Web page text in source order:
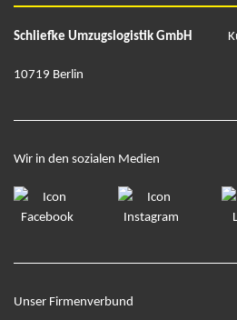
Schliefke Umzugslogistik GmbH
10719 Berlin
Wir in den sozialen Medien
Unser Firmenverbund